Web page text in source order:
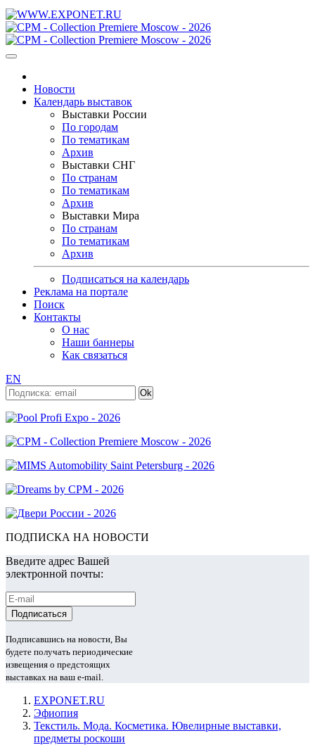
Новости
Календарь выставок
Выставки России
По городам
По тематикам
Архив
Выставки СНГ
По странам
По тематикам
Архив
Выставки Мира
По странам
По тематикам
Архив
Подписаться на календарь
Реклама на портале
Поиск
Контакты
О нас
Наши баннеры
Как связаться
EN
ПОДПИСКА НА НОВОСТИ
Введите адрес Вашей
электронной почты:
Подписавшись на новости, Вы
будете получать периодические
извещения о предстоящих
выставках на ваш e-mail.
EXPONET.RU
Эфиопия
Текстиль. Мода. Косметика. Ювелирные выставки,
предметы роскоши